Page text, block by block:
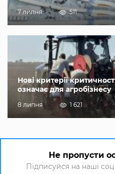
7 липня 511
Нові критерії
означає для агробізнесу
8 липня 1 621
Не пропусти
Підписуйся на наші